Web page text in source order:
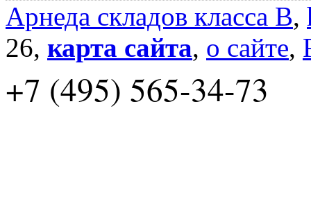
Арнеда складов класса B,
26, карта сайта, о сайте,
+7 (495) 565-34-73